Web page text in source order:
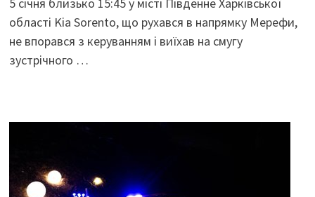
області Kia Sorento, що рухався в напрямку Мерефи,
не впорався з керуванням і виїхав на смугу
зустрічного …